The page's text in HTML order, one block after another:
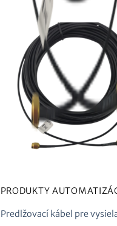
PRODUKTY
Predlžovací kábel pre